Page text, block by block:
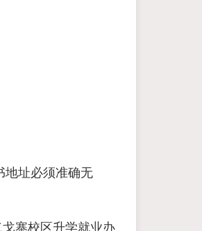
地址必须准确无
戈寨校区升学就业办